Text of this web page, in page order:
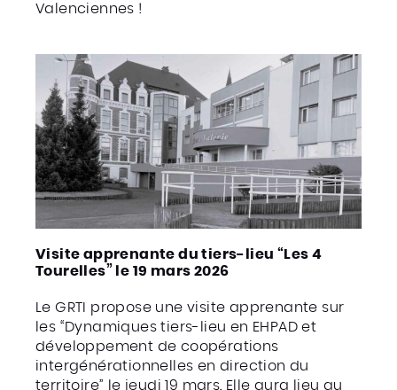
Valenciennes !
Visite apprenante du tiers-lieu “Les 4
Tourelles” le 19 mars 2026
Le GRTI propose une visite apprenante sur
les “Dynamiques tiers-lieu en EHPAD et
développement de coopérations
intergénérationnelles en direction du
territoire” le jeudi 19 mars. Elle aura lieu au